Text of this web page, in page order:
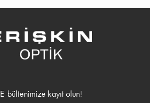
E-bültenimize kayıt olun!